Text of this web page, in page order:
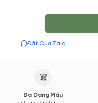
Đặt Qua Zalo
Đa Dạng Mẫu